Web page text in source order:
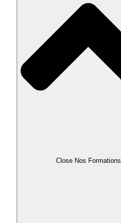
Close Nos Formations